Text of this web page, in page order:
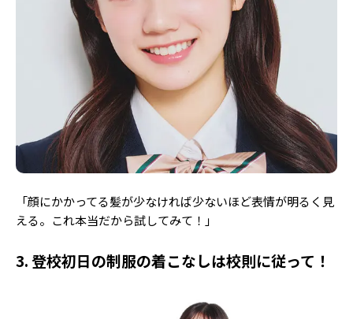
「顔にかかってる髪が少なければ少ないほど表情が明るく見
える。これ本当だから試してみて！」
3. 登校初日の制服の着こなしは校則に従って！